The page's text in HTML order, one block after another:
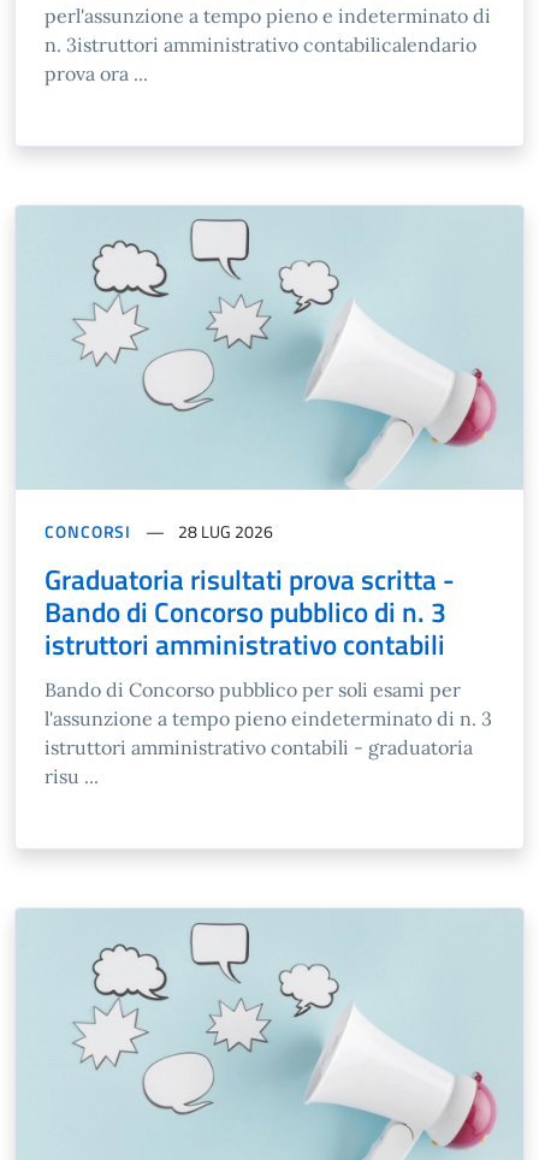
perl'assunzione a tempo pieno e indeterminato di
n. 3istruttori amministrativo contabilicalendario
prova ora ...
CONCORSI 28 LUG 2026
Graduatoria risultati prova scritta -
Bando di Concorso pubblico di n. 3
istruttori amministrativo contabili
Bando di Concorso pubblico per soli esami per
l'assunzione a tempo pieno eindeterminato di n. 3
istruttori amministrativo contabili - graduatoria
risu ...